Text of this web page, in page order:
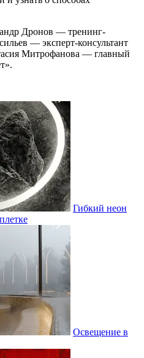
Дронов — тренинг-
— эксперт-консультант
Митрофанова — главный
Гибкий неон
Освещение в